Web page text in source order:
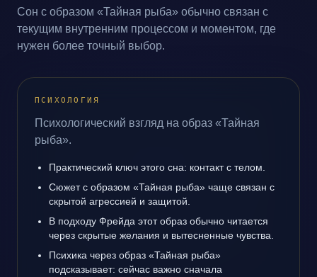
Сон с образом «Тайная рыба» обычно связан с
текущим внутренним процессом и моментом, где
нужен более точный выбор.
ПСИХОЛОГИЯ
Психологический взгляд на образ «Тайная
рыба».
Практический ключ этого сна: контакт с телом.
Сюжет с образом «Тайная рыба» чаще связан с
скрытой агрессией и защитой.
В подходу Фрейда этот образ обычно читается
через скрытые желания и вытесненные чувства.
Психика через образ «Тайная рыба»
подсказывает: сейчас важно сначала